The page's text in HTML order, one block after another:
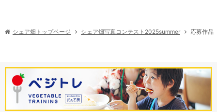
シェア畑トップページ シェア畑写真コンテスト2025summer 応募作品